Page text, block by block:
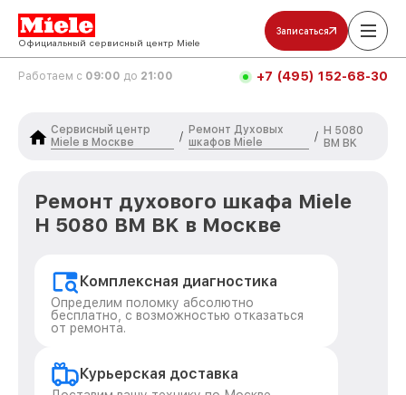
Официальный сервисный центр Miele
Записаться
Работаем с 09:00 до 21:00 +7 (495) 152-68-30
Сервисный центр
Miele в Москве
/
Ремонт Духовых
шкафов Miele
/ H 5080
BM BK
Ремонт духового шкафа Miele
H 5080 BM BK в Москве
Комплексная диагностика
Определим поломку абсолютно
бесплатно, с возможностью отказаться
от ремонта.
Курьерская доставка